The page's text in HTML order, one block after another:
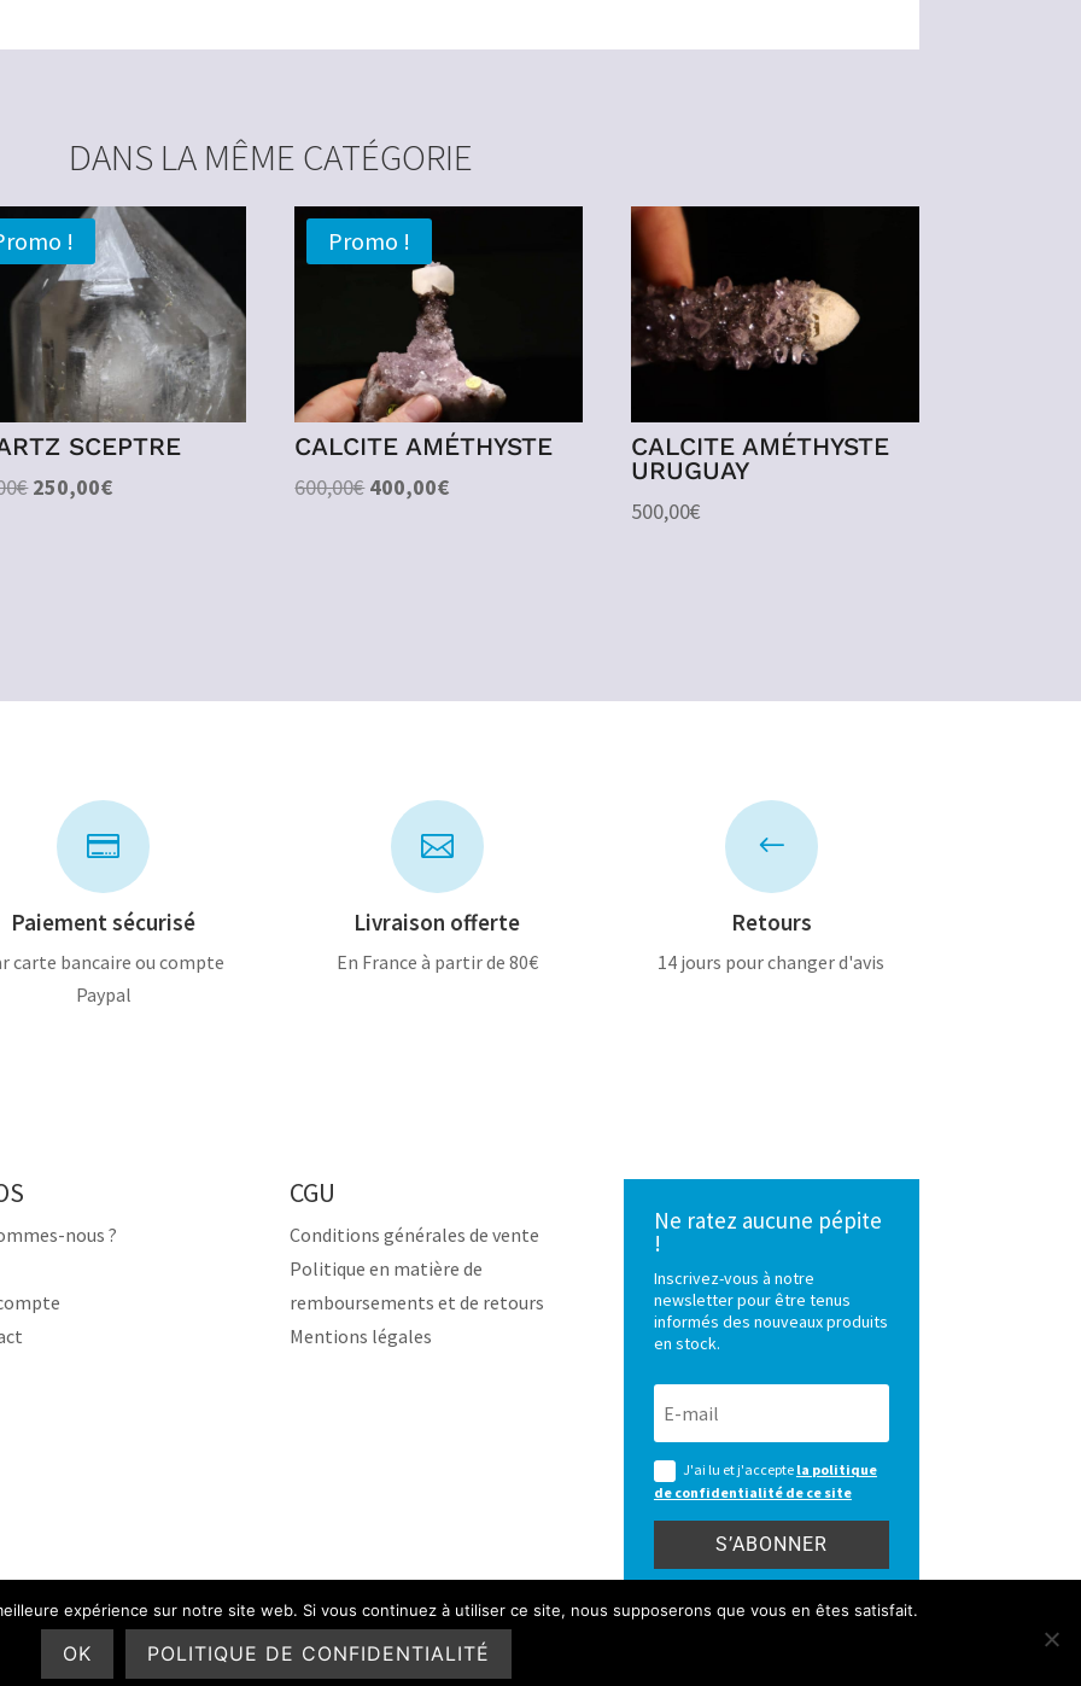
DANS LA MÊME CATÉGORIE
!
SCEPTRE
€ Le
250,00€Le
Promo !
CALCITE AMÉTHYSTE
600,00€ Le
400,00€Le
CALCITE AMÉTHYSTE
URUGUAY
500,00€

Paiement sécurisé
carte bancaire ou compte
Paypal

Livraison offerte
En France à partir de 80€
#
Retours
14 jours pour changer d'avis
nous ?
CGU
Conditions générales de vente
Politique en matière de
remboursements et de retours
Mentions légales
Ne ratez aucune pépite
!
Inscrivez-vous à notre
newsletter pour être tenus
informés des nouveaux produits
en stock.
J'ai lu et j'accepte la politique
de confidentialité de ce site
S’ABONNER
expérience sur notre site web. Si vous continuez à utiliser ce site, nous supposerons que vous en êtes satisfait.
OK POLITIQUE DE CONFIDENTIALITÉ